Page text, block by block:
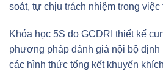
soát, tự chịu trách nhiệm trong việc
Khóa học 5S do GCDRI thiết kế
phương pháp đánh giá nội bộ định
các hình thức tổng kết khuyến